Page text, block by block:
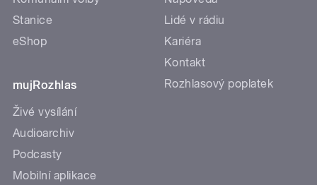
Stanice
eShop
mujRozhlas
Živé vysílání
Audioarchiv
Podcasty
Mobilní aplikace
Lidé v rádiu
Kariéra
Kontakt
Rozhlasový poplatek